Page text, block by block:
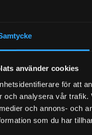
använder cookies
för att
och analysera vår trafik.
och annons- och
som du har